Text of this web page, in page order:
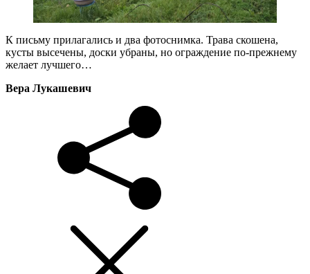
К письму прилагались и два фотоснимка. Трава скошена,
кусты высечены, доски убраны, но ограждение по-прежнему
желает лучшего…
Вера Лукашевич